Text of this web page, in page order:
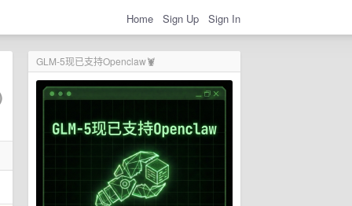
Home Sign Up Sign In
GLM-5现已支持Openclaw🦞